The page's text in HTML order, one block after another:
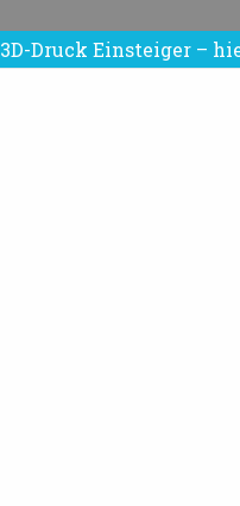
3D-Druck Einsteiger –